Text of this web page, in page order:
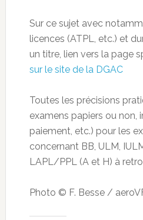
Sur ce sujet avec
licences (ATPL, etc.) et
un titre, lien vers la page
sur le site de la DGAC
Toutes les précisions
examens papiers ou non,
paiement, etc.) pour les
concernant BB, ULM,
LAPL/PPL (A et H) à
Photo © F. Besse /